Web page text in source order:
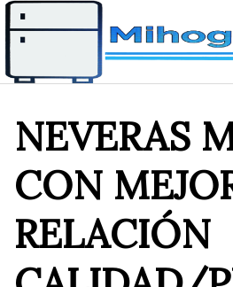
Saltar
al
contenido
NEVERAS
CON
RELACIÓN